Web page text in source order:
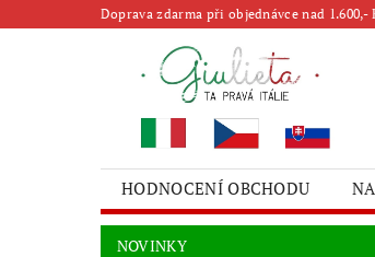
Doprava zdarma při objednávce nad
HODNOCENÍ OBCHODU
NOVINKY